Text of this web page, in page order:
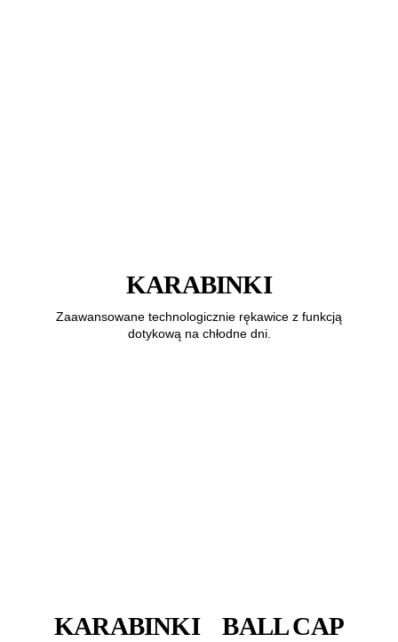
KARABINKI
Zaawansowane technologicznie rękawice z funkcją
dotykową na chłodne dni.
KARABINKI BALL CAP